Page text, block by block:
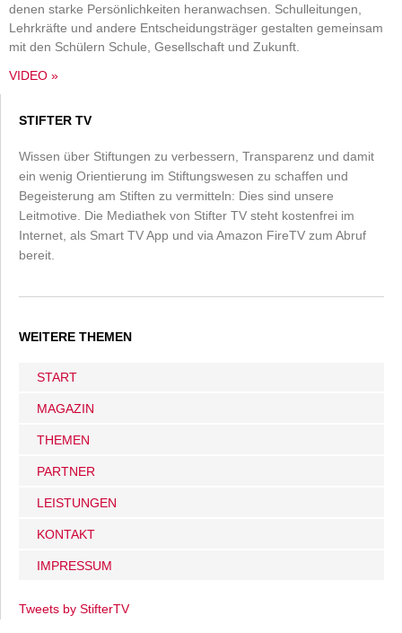
denen starke Persönlichkeiten heranwachsen. Schulleitungen,
Lehrkräfte und andere Entscheidungsträger gestalten gemeinsam
mit den Schülern Schule, Gesellschaft und Zukunft.
VIDEO »
STIFTER TV
Wissen über Stiftungen zu verbessern, Transparenz und damit
ein wenig Orientierung im Stiftungswesen zu schaffen und
Begeisterung am Stiften zu vermitteln: Dies sind unsere
Leitmotive. Die Mediathek von Stifter TV steht kostenfrei im
Internet, als Smart TV App und via Amazon FireTV zum Abruf
bereit.
WEITERE THEMEN
START
MAGAZIN
THEMEN
PARTNER
LEISTUNGEN
KONTAKT
IMPRESSUM
Tweets by StifterTV